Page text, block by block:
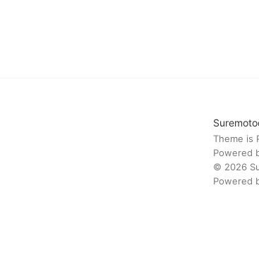
Theme is
Powered
© 2026
Powered